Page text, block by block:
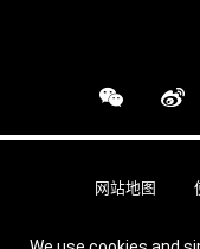
网站地图